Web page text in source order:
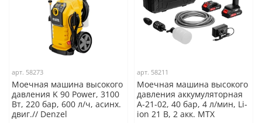
арт. 58273
Моечная машина высокого
давления K 90 Power, 3100
Вт, 220 бар, 600 л/ч, асинх.
двиг.// Denzel
арт. 58211
Моечная машина высокого
давления аккумуляторная
А-21-02, 40 бар, 4 л/мин, Li-
ion 21 В, 2 акк. MTX